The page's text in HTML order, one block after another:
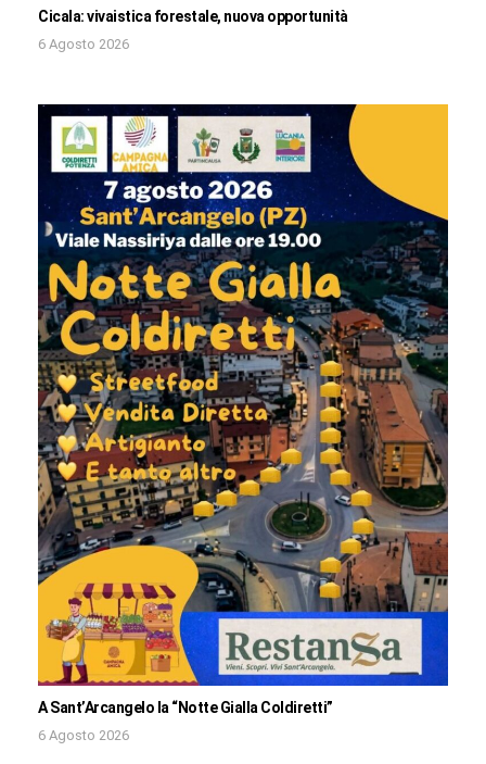
Cicala: vivaistica forestale, nuova opportunità
6 Agosto 2026
A Sant’Arcangelo la “Notte Gialla Coldiretti”
6 Agosto 2026